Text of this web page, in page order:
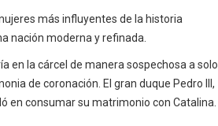
más influyentes de la historia
nación moderna y refinada.
en la cárcel de manera sospechosa a solo
de coronación. El gran duque Pedro III,
en consumar su matrimonio con Catalina.